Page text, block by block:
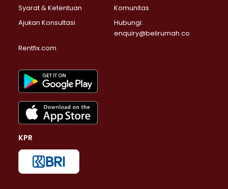
Syarat & Ketentuan
Komunitas
Ajukan Konsultasi
Hubungi:
enquiry@belirumah.co
Rentfix.com
KPR